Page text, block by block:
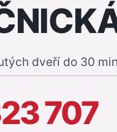
dveří do 30
707